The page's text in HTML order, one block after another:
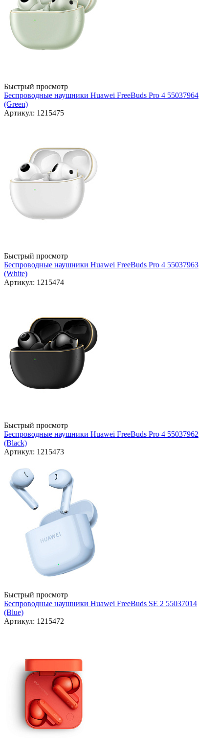
Быстрый просмотр
Беспроводные наушники Huawei FreeBuds Pro 4 55037964
(Green)
Артикул: 1215475
Быстрый просмотр
Беспроводные наушники Huawei FreeBuds Pro 4 55037963
(White)
Артикул: 1215474
Быстрый просмотр
Беспроводные наушники Huawei FreeBuds Pro 4 55037962
(Black)
Артикул: 1215473
Быстрый просмотр
Беспроводные наушники Huawei FreeBuds SE 2 55037014
(Blue)
Артикул: 1215472